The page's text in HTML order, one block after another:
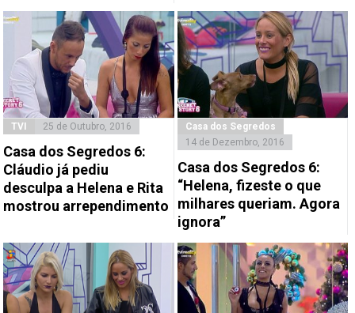
TVI 25 de Outubro, 2016
Casa dos Segredos 6:
Cláudio já pediu
desculpa a Helena e Rita
mostrou arrependimento
Casa dos Segredos
14 de Dezembro, 2016
Casa dos Segredos 6:
“Helena, fizeste o que
milhares queriam. Agora
ignora”